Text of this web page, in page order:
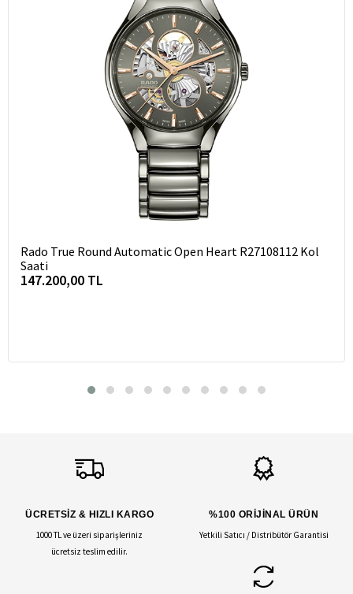
Rado True Round Automatic Open Heart R27108112 Kol
Saati
147.200,00 TL
ÜCRETSİZ & HIZLI KARGO
1000 TL ve üzeri siparişleriniz
ücretsiz teslim edilir.
%100 ORİJİNAL ÜRÜN
Yetkili Satıcı / Distribütör Garantisi